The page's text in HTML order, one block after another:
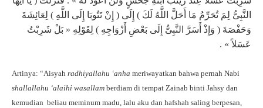
النَّبِىُّ لِمَ تُحَرِّمُ مَا أَحَلَّ اللَّهُ لَكَ ) إِلَى ( إِنْ تَتُوبَا إِلَى اللَّهِ ) لِعَائِشَةَ
وَحَفْصَةَ ( وَإِذْ أَسَرَّ النَّبِىُّ إِلَى بَعْضِ أَزْوَاجِهِ ) لِقَوْلِهِ « بَلْ شَرِبْتُ
عَسَلاً » .
Artinya: “Aisyah radhiyallahu ‘anha meriwayatkan bahwa pernah Nabi
shallallahu ‘alaihi wasallam berdiam di tempat Zainab binti Jahsy dan
kemudian beliau meminum madu, lalu aku dan hafshah saling berpesan,